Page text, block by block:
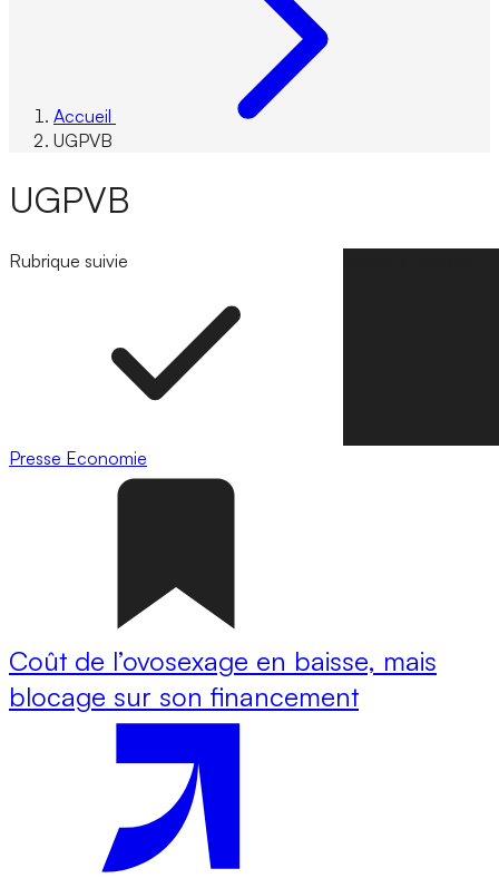
Accueil
UGPVB
UGPVB
Rubrique suivie
Presse Economie
Coût de l’ovosexage en baisse, mais
blocage sur son financement